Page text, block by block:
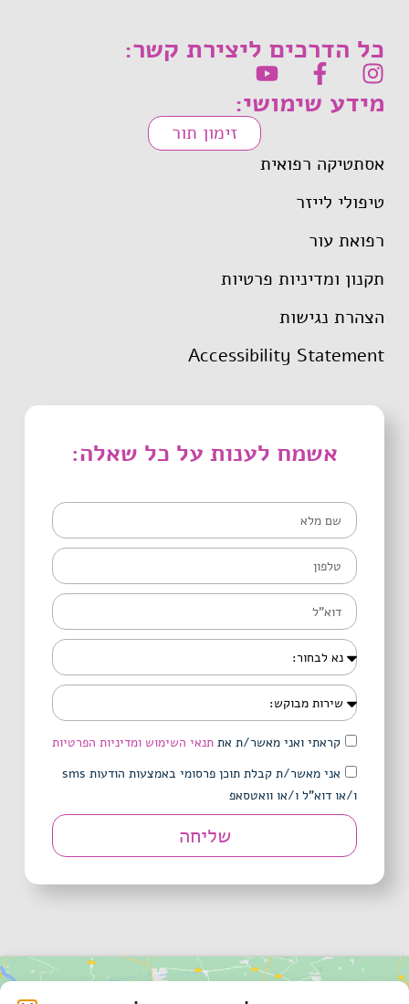
כל הדרכים ליצירת קשר:
מידע שימושי:
זימון תור
אסתטיקה רפואית
טיפולי לייזר
רפואת עור
תקנון ומדיניות פרטיות
הצהרת נגישות
Accessibility Statement
אשמח לענות על כל שאלה:
קראתי ואני מאשר/ת את תנאי השימוש ומדיניות הפרטיות
אני מאשר/ת קבלת תוכן פרסומי באמצעות הודעות sms
ו/או דוא"ל ו/או וואטסאפ
שליחה